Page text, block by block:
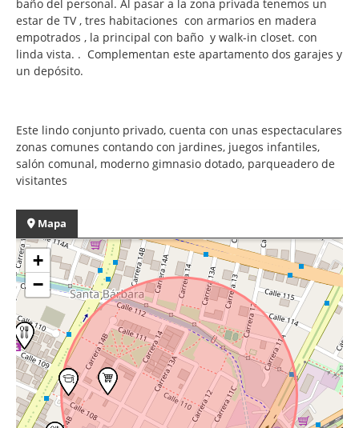
baño del personal. Al pasar a la zona privada tenemos un
estar de TV , tres habitaciones con armarios en madera
empotrados , la principal con baño y walk-in closet. con
linda vista. . Complementan este apartamento dos garajes y
un depósito.
Este lindo conjunto privado, cuenta con unas espectaculares
zonas comunes contando con jardines, juegos infantiles,
salón comunal, moderno gimnasio dotado, parqueadero de
visitantes
Mapa
+
−